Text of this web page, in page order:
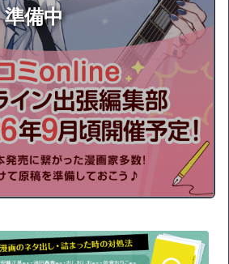
・編集部の方)
準備中